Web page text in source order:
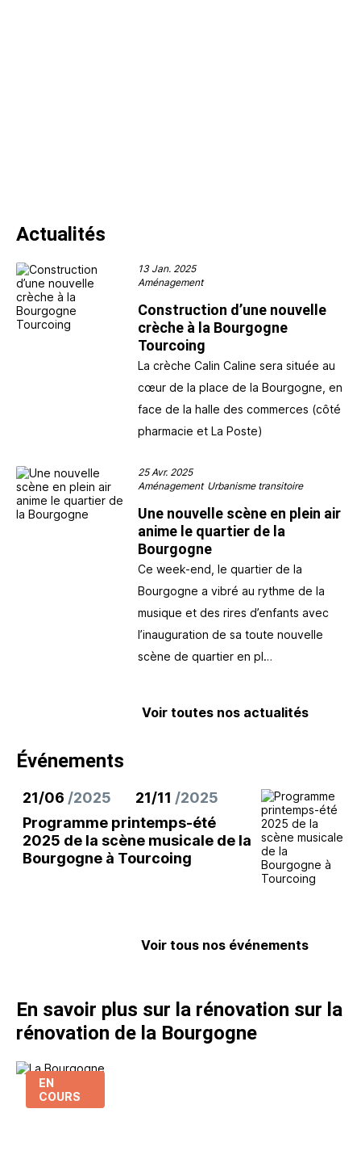
Actualités
13 Jan. 2025
Aménagement
Construction d’une nouvelle
crèche à la Bourgogne
Tourcoing
La crèche Calin Caline sera située au
cœur de la place de la Bourgogne, en
face de la halle des commerces (côté
pharmacie et La Poste)
25 Avr. 2025
Aménagement Urbanisme transitoire
Une nouvelle scène en plein air
anime le quartier de la
Bourgogne
Ce week-end, le quartier de la
Bourgogne a vibré au rythme de la
musique et des rires d’enfants avec
l’inauguration de sa toute nouvelle
scène de quartier en pl…
Voir toutes nos actualités
Événements
21/06 /2025 21/11 /2025
Programme printemps-été
2025 de la scène musicale de la
Bourgogne à Tourcoing
Voir tous nos événements
En savoir plus sur la rénovation sur la
rénovation de la Bourgogne
EN
COURS